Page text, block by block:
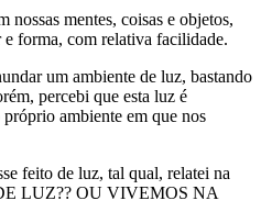
nossas mentes, coisas e objetos,
e forma, com relativa facilidade.
um ambiente de luz, bastando
percebi que esta luz é
ambiente em que nos
feito de luz, tal qual, relatei na
LUZ?? OU VIVEMOS NA